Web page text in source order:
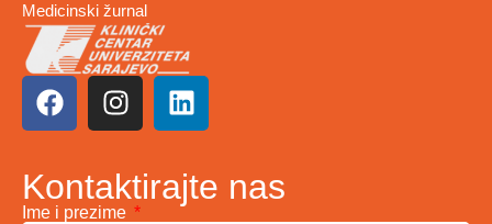
Medicinski žurnal
Kontaktirajte nas
Ime i prezime